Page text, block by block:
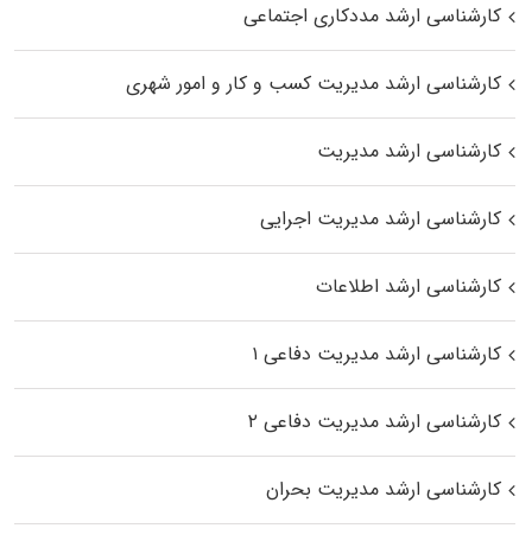
کارشناسی ارشد مددکاری اجتماعی
کارشناسی ارشد مدیریت کسب و کار و امور شهری
کارشناسی ارشد مدیریت
کارشناسی ارشد مدیریت اجرایی
کارشناسی ارشد اطلاعات
کارشناسی ارشد مدیریت دفاعی ۱
کارشناسی ارشد مدیریت دفاعی ۲
کارشناسی ارشد مدیریت بحران